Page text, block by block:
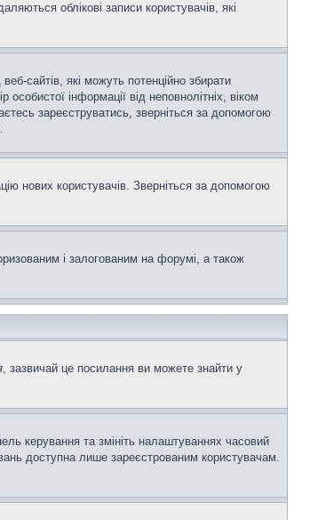
облікові записи користувачів, які
сайтів, які можуть потенційно збирати
інформації від неповнолітніх, віком
зареєструватись, зверніться за допомогою
нових користувачів. Зверніться за допомогою
і залогованим на форумі, а також
, зазвичай це посилання ви можете знайти у
керування та змініть налаштуваннях часовий
доступна лише зареєстрованим користувачам.